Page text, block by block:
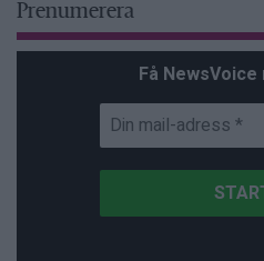
Prenumerera
Få